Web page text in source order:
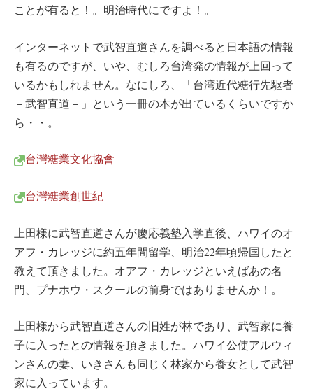
ことが有ると！。明治時代にですよ！。
インターネットで武智直道さんを調べると日本語の情報
も有るのですが、いや、むしろ台湾発の情報が上回って
いるかもしれません。なにしろ、「台湾近代糖行先駆者
－武智直道－」という一冊の本が出ているくらいですか
ら・・。
台灣糖業文化協會
台灣糖業創世紀
上田様に武智直道さんが慶応義塾入学直後、ハワイのオ
アフ・カレッジに約五年間留学、明治22年頃帰国したと
教えて頂きました。オアフ・カレッジといえばあの名
門、プナホウ・スクールの前身ではありませんか！。
上田様から武智直道さんの旧姓が林であり、武智家に養
子に入ったとの情報を頂きました。ハワイ公使アルウィ
ンさんの妻、いきさんも同じく林家から養女として武智
家に入っています。